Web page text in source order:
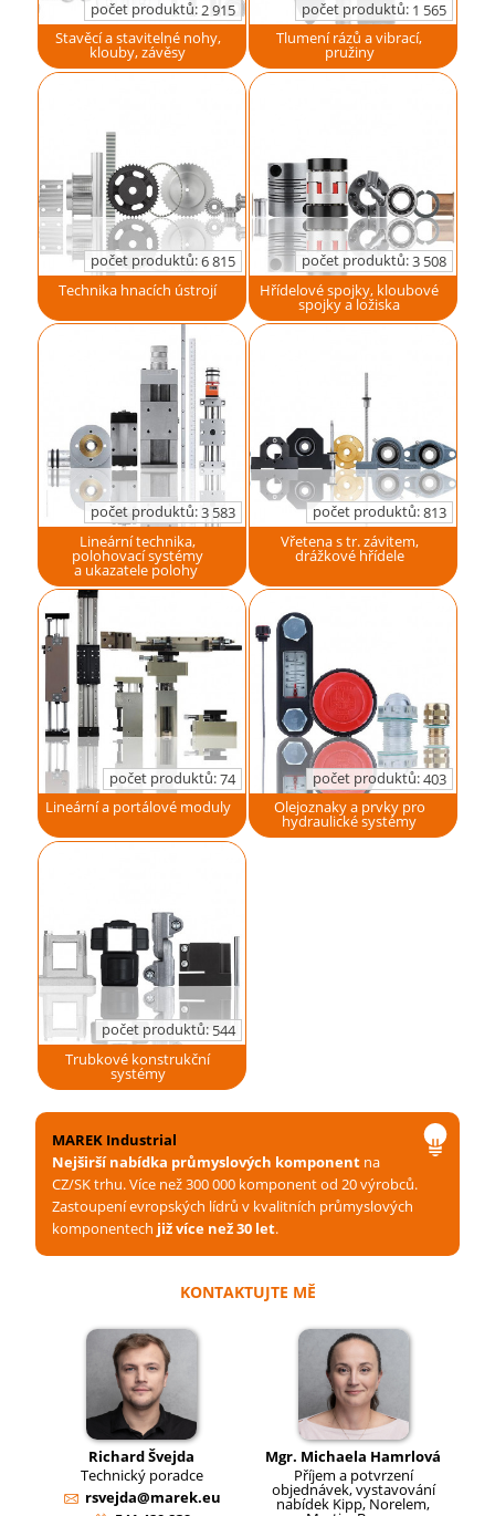
počet produktů: 2 915
Stavěcí a stavitelné nohy,
klouby, závěsy
počet produktů: 1 565
Tlumení rázů a vibrací,
pružiny
počet produktů:6 815
Technika hnacích ústrojí
počet produktů:3 508
Hřídelové spojky, kloubové
spojky a ložiska
počet produktů:3 583
Lineární technika,
polohovací systémy
a ukazatele polohy
počet produktů:813
Vřetena s tr. závitem,
drážkové hřídele
počet produktů:74
Lineární a portálové moduly
počet produktů:403
Olejoznaky a prvky pro
hydraulické systémy
počet produktů: 544
Trubkové konstrukční
systémy
MAREK Industrial
Nejširší nabídka průmyslových komponent na
CZ/SK trhu. Více než 300 000 komponent od 20 výrobců.
Zastoupení evropských lídrů v kvalitních průmyslových
komponentech již více než 30 let.
KONTAKTUJTE MĚ
Richard Švejda
Technický poradce
rsvejda@marek.eu
Mgr. Michaela Hamrlová
Příjem a potvrzení
objednávek, vystavování
nabídek Kipp, Norelem,